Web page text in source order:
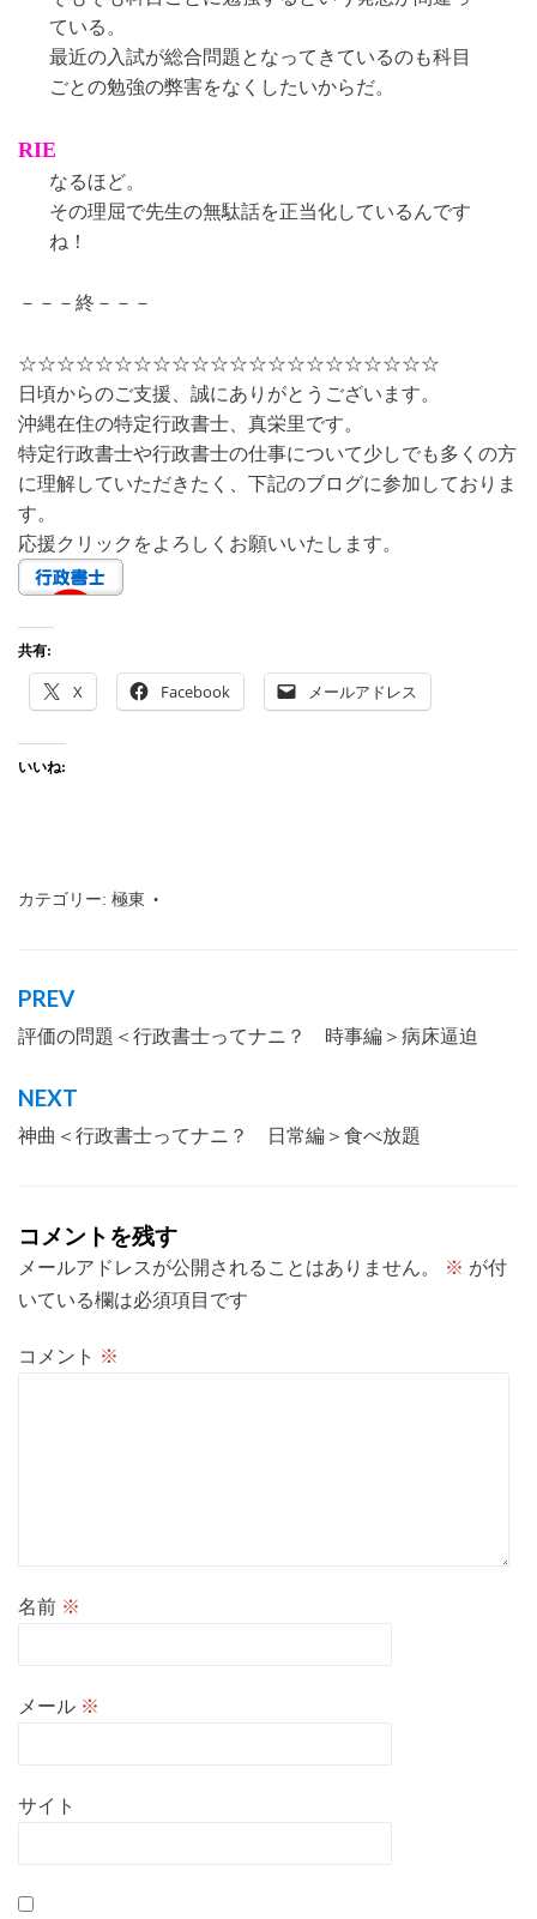
ている。
最近の入試が総合問題となってきているのも科目
ごとの勉強の弊害をなくしたいからだ。
RIE
なるほど。
その理屈で先生の無駄話を正当化しているんです
ね！
－－－終－－－
☆☆☆☆☆☆☆☆☆☆☆☆☆☆☆☆☆☆☆☆☆☆
日頃からのご支援、誠にありがとうございます。
沖縄在住の特定行政書士、真栄里です。
特定行政書士や行政書士の仕事について少しでも多くの方
に理解していただきたく、下記のブログに参加しておりま
す。
応援クリックをよろしくお願いいたします。
共有:
X Facebook メールアドレス
いいね:
カテゴリー: 極東
投
稿
ビ
シ
ョ
ン
PREV
評価の問題＜行政書士ってナニ？ 時事編＞病床逼迫
NEXT
神曲＜行政書士ってナニ？ 日常編＞食べ放題
コメントを残す
メールアドレスが公開されることはありません。 ※ が付
いている欄は必須項目です
コメント ※
名前 ※
メール ※
サイト